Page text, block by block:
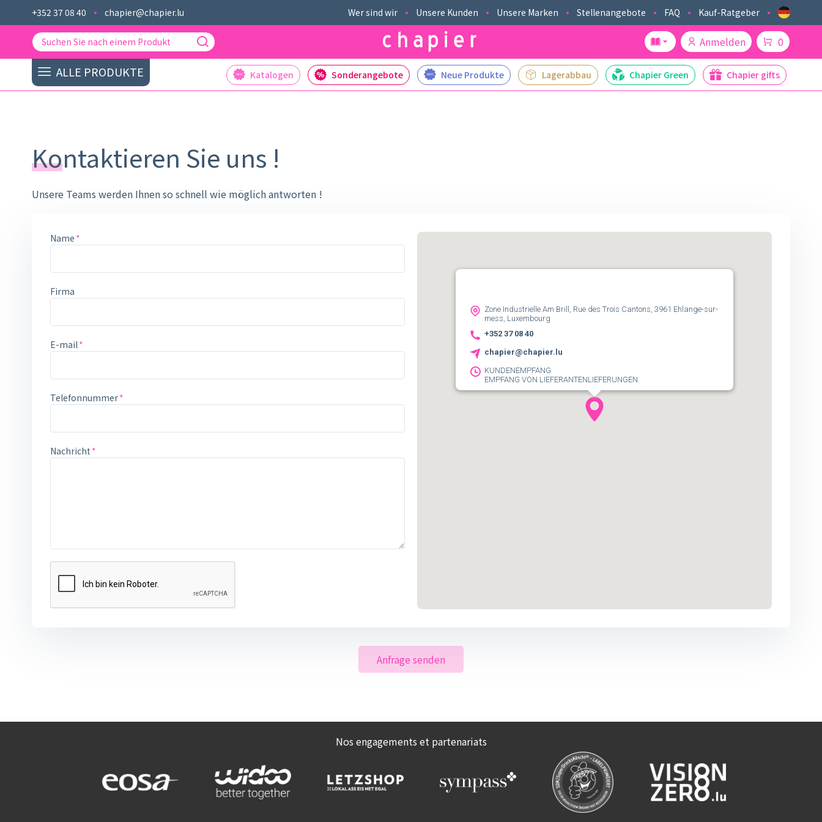
+352 37 08 40 chapier@chapier.lu Wer sind wir Unsere Kunden Unsere Marken Stellenangebote FAQ Kauf-Ratgeber
Anmelden 0
ALLE PRODUKTE Katalogen Sonderangebote Neue Produkte Lagerabbau Chapier Green Chapier gifts
Kontaktieren Sie uns !
Unsere Teams werden Ihnen so schnell wie möglich antworten !
Name
Firma
E-mail
Telefonnummer
Nachricht
Zone Industrielle Am Brill, Rue des Trois Cantons, 3961 Ehlange-sur-
mess, Luxembourg
+352 37 08 40
chapier@chapier.lu
KUNDENEMPFANG
EMPFANG VON LIEFERANTENLIEFERUNGEN
Anfrage senden
Nos engagements et partenariats